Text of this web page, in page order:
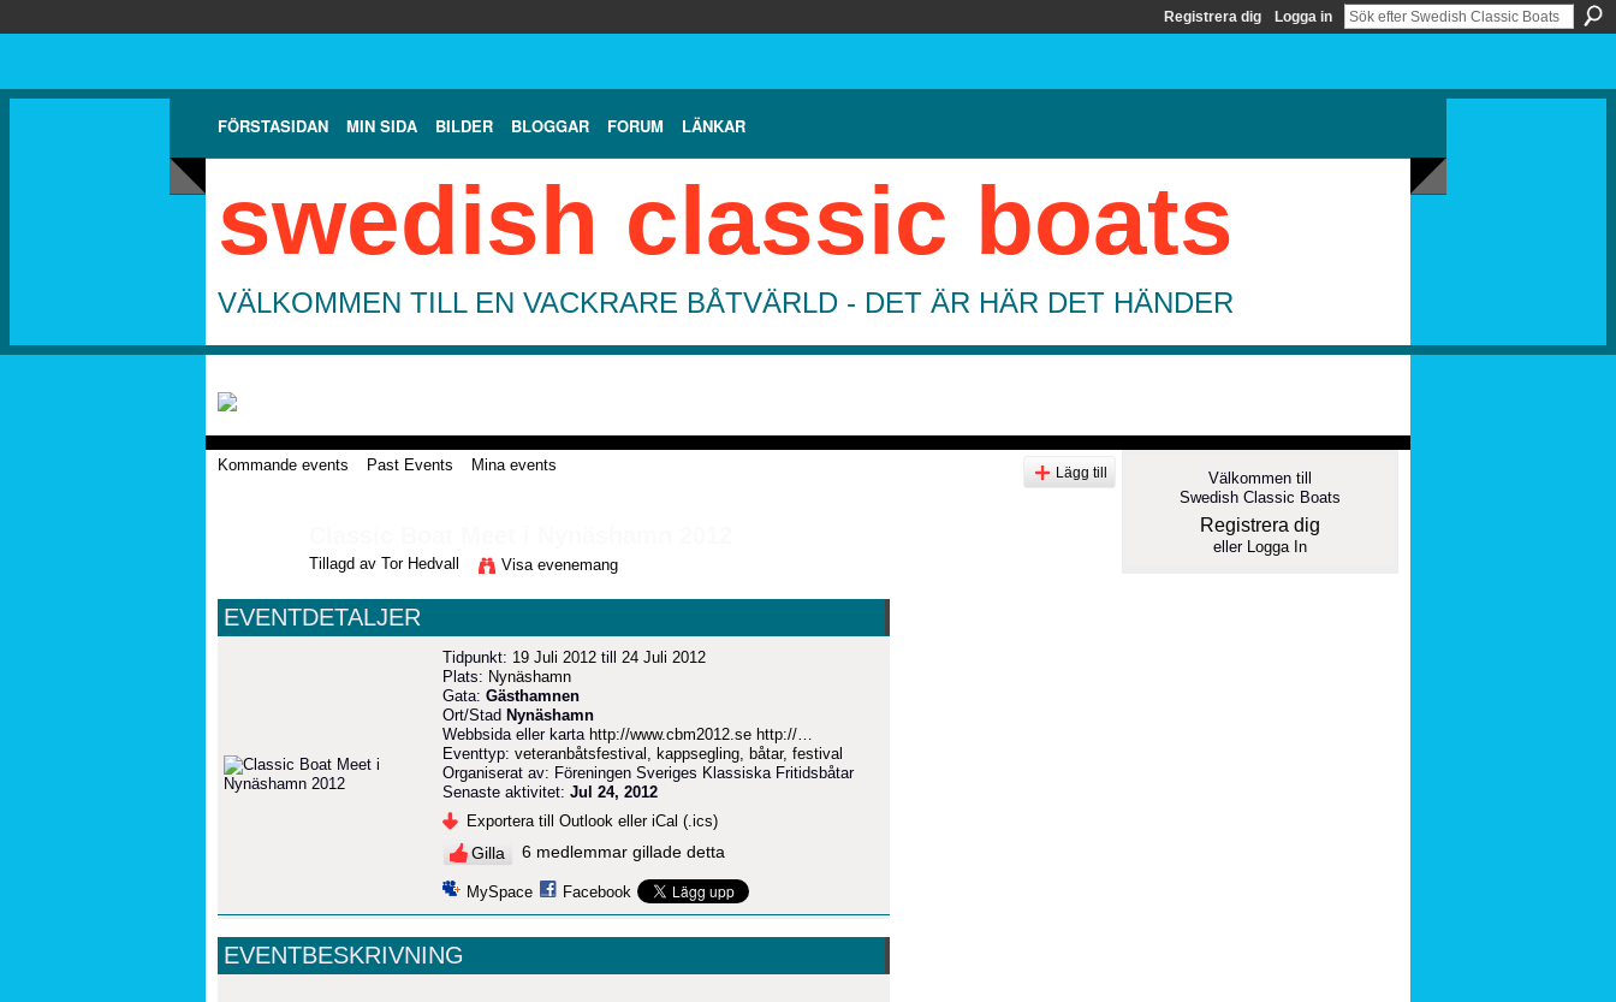
Registrera dig Logga in
FÖRSTASIDAN MIN SIDA BILDER BLOGGAR FORUM LÄNKAR
swedish classic boats
VÄLKOMMEN TILL EN VACKRARE BÅTVÄRLD - DET ÄR HÄR DET HÄNDER
Kommande events Past Events Mina events Lägg till
Tillagd av Tor Hedvall Visa evenemang
EVENTDETALJER
Tidpunkt: 19 Juli 2012 till 24 Juli 2012
Plats: Nynäshamn
Gata:Gästhamnen
Ort/StadNynäshamn
Webbsida eller karta http://www.cbm2012.se http://…
Eventtyp:veteranbåtsfestival ,kappsegling ,båtar,festival
Organiserat av: Föreningen Sveriges Klassiska Fritidsbåtar
Senaste aktivitet:Jul 24, 2012
Exportera till Outlook eller iCal (.ics)
Gilla 6 medlemmar gillade detta
MySpace Facebook
EVENTBESKRIVNING
Välkommen till
Swedish Classic Boats
Registrera dig
eller Logga In